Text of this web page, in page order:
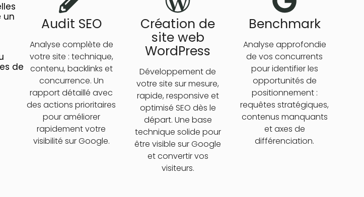
un
de
Audit SEO
Analyse complète de
votre site : technique,
contenu, backlinks et
concurrence. Un
rapport détaillé avec
des actions prioritaires
pour améliorer
rapidement votre
visibilité sur Google.
Création de
site web
WordPress
Développement de
votre site sur mesure,
rapide, responsive et
optimisé SEO dès le
départ. Une base
technique solide pour
être visible sur Google
et convertir vos
visiteurs.
Benchmark
Analyse approfondie
de vos concurrents
pour identifier les
opportunités de
positionnement :
requêtes stratégiques,
contenus manquants
et axes de
différenciation.